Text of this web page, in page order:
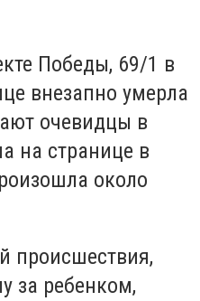
Победы, 69/1 в
внезапно умерла
очевидцы в
на странице в
около
происшествия,
за ребенком,